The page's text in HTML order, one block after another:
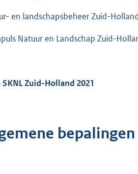
en landschapsbeheer Zuid-
Natuur en Landschap Zuid-
Zuid-Holland 2021
bepalingen